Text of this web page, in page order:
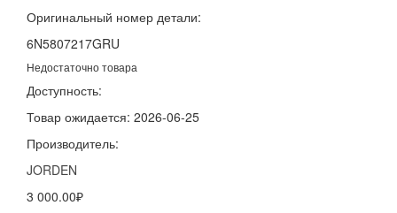
Оригинальный номер детали:
6N5807217GRU
Недостаточно товара
Доступность:
Товар ожидается: 2026-06-25
Производитель:
JORDEN
3 000.00₽